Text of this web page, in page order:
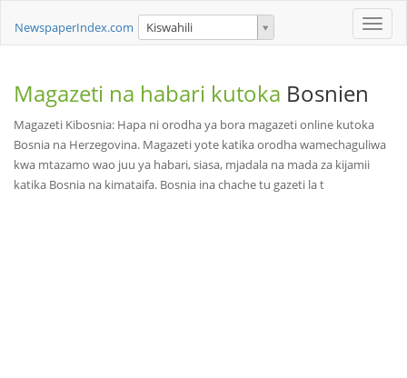
Toggle
NewspaperIndex.com Kiswahili
Magazeti na habari kutoka Bosnien
Magazeti Kibosnia: Hapa ni orodha ya bora magazeti online kutoka
Bosnia na Herzegovina. Magazeti yote katika orodha wamechaguliwa
kwa mtazamo wao juu ya habari, siasa, mjadala na mada za kijamii
katika Bosnia na kimataifa. Bosnia ina chache tu gazeti la t